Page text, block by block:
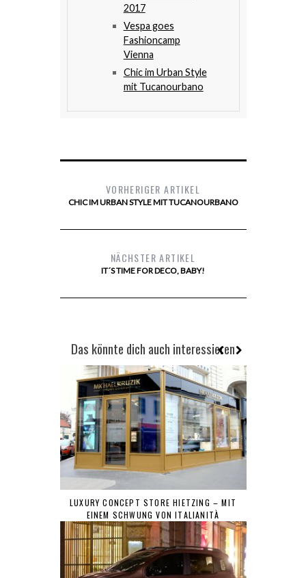
2017
Vespa goes
Fashioncamp
Vienna
Chic im Urban Style
mit Tucanourbano
VORHERIGER ARTIKEL
CHIC IM URBAN STYLE MIT TUCANOURBANO
NÄCHSTER ARTIKEL
IT´S TIME FOR DECO, BABY!
Das könnte dich auch interessieren
LUXURY CONCEPT STORE HIETZING – MIT
EINEM SCHWUNG VON ITALIANITÀ